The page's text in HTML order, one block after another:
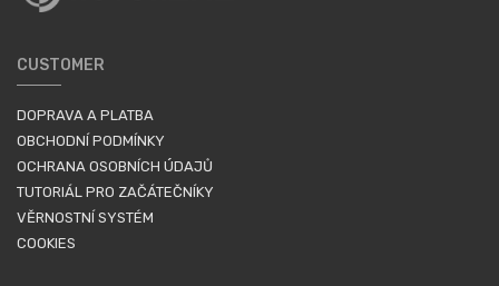
CUSTOMER
DOPRAVA A PLATBA
OBCHODNÍ PODMÍNKY
OCHRANA OSOBNÍCH ÚDAJŮ
TUTORIÁL PRO ZAČÁTEČNÍKY
VĚRNOSTNÍ SYSTÉM
COOKIES